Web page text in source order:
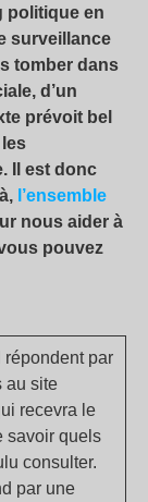
politique en
surveillance
tomber dans
d’un
prévoit bel
Il est donc
l’ensemble
nous aider à
pouvez
répondent par
au site
recevra le
savoir quels
consulter.
par une